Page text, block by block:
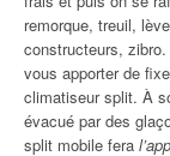
remorque, treuil,
constructeurs,
vous apporter de
climatiseur split. À
évacué par des
split mobile fera